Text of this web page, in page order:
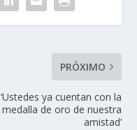
PRÓXIMO
‘Ustedes ya cuentan con la
medalla de oro de nuestra
amistad’